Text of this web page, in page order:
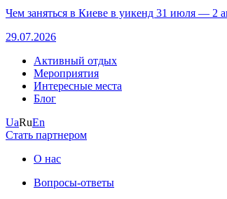
Чем заняться в Киеве в уикенд 31 июля — 2
29.07.2026
Активный отдых
Мероприятия
Интересные места
Блог
UaRuEn
Стать партнером
О нас
Вопросы-ответы